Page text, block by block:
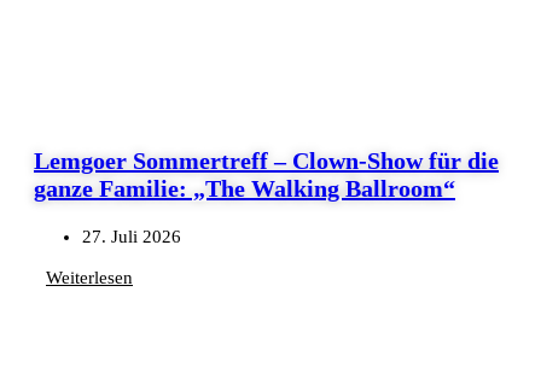
Lemgoer Sommertreff – Clown-Show für die
ganze Familie: „The Walking Ballroom“
27. Juli 2026
Weiterlesen